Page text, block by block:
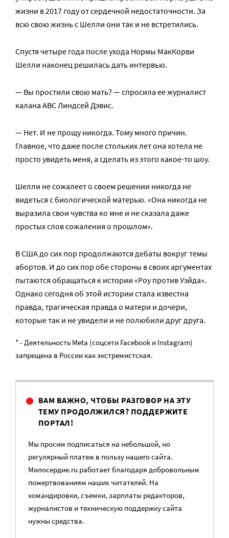
жизни в 2017 году от сердечной недостаточности. За
всю свою жизнь с Шелли они так и не встретились.
Спустя четыре года после ухода Нормы МакКорви
Шелли наконец решилась дать интервью.
— Вы простили свою мать? — спросила ее журналист
калана ABC Линдсей Дэвис.
— Нет. И не прощу никогда. Тому много причин.
Главное, что даже после стольких лет она хотела не
просто увидеть меня, а сделать из этого какое-то шоу.
Шелли не сожалеет о своем решении никогда не
видеться с биологической матерью. «Она никогда не
выразила свои чувства ко мне и не сказала даже
простых слов сожаления о прошлом».
В США до сих пор продолжаются дебаты вокруг темы
абортов. И до сих пор обе стороны в своих аргументах
пытаются обращаться к истории «Роу против Уэйда».
Однако сегодня об этой истории стала известна
правда, трагическая правда о матери и дочери,
которые так и не увидели и не полюбили друг друга.
* - Деятельность Meta (соцсети Facebook и Instagram)
запрещена в России как экстремистская.
ВАМ ВАЖНО, ЧТОБЫ РАЗГОВОР НА ЭТУ
ТЕМУ ПРОДОЛЖИЛСЯ? ПОДДЕРЖИТЕ
ПОРТАЛ!
Мы просим подписаться на небольшой, но
регулярный платеж в пользу нашего сайта.
Милосердие.ru работает благодаря добровольным
пожертвованиям наших читателей. На
командировки, съемки, зарплаты редакторов,
журналистов и техническую поддержку сайта
нужны средства.